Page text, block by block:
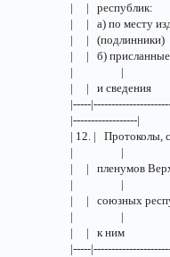
| |
| | а)
| |
| | б)
| |
| | и
|-----
|------------------|
| 12. |
| |
| |
| |
| |
| |
| | к
|-----